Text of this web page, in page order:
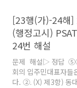
로 표시된 것은 일정
라고 표시해두었으니
랍니다.그럼 남은 기
석 드림.
[23행(가)-24해]
(행정고시)
24번 해설
문제 해설▷ 정답
회의 입주민대표자들
다. ②. (X) 제3항) 동